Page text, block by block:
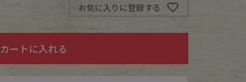
お気に入りに登録する
カートに入れる